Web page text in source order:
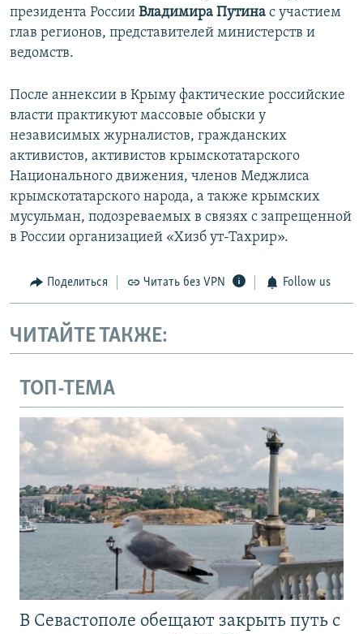
президента России Владимира Путина с участием
глав регионов, представителей министерств и
ведомств.
После аннексии в Крыму фактические российские
власти практикуют массовые обыски у
независимых журналистов, гражданских
активистов, активистов крымскотатарского
Национального движения, членов Меджлиса
крымскотатарского народа, а также крымских
мусульман, подозреваемых в связях с запрещенной
в России организацией «Хизб ут-Тахрир».
Поделиться Читать без VPN Follow us
ЧИТАЙТЕ ТАКЖЕ:
ТОП-ТЕМА
В Севастополе обещают закрыть путь с